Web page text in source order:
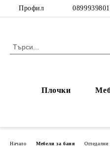
Профил 0899939801
Плочки
Начало Мебели за баня